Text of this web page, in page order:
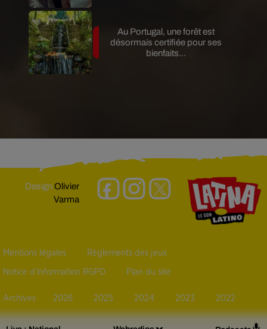
Au Portugal, une forêt est
désormais certifiée pour ses
bienfaits...
DesignOlivier
Varma
Mentions légales Règlements des jeux
Notice d’information RGPD Plan du site
Archives 2026 2025 2024 2023 2022